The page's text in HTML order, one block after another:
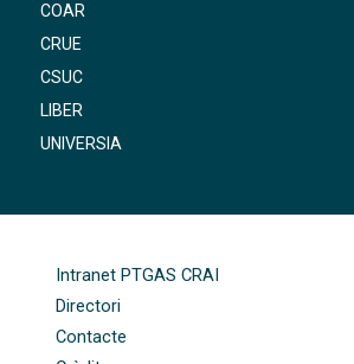
COAR
CRUE
CSUC
LIBER
UNIVERSIA
Intranet PTGAS CRAI
Directori
Contacte